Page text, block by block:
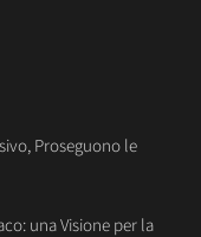
Proseguono le
una Visione per la